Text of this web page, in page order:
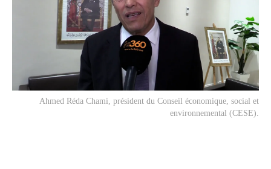
Ahmed Réda Chami, président du Conseil économique, social et
environnemental (CESE).